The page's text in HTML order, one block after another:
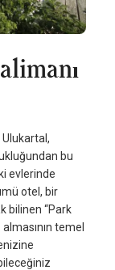
Ulukartal,
bu
evlerinde
otel, bir
bilinen “Park
temel